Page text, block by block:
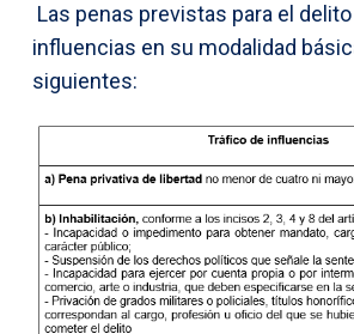
Las penas previstas para el
influencias en su modalidad
siguientes: